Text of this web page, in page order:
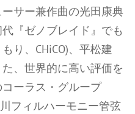
サー兼作曲の光田康典
『ゼノブレイド』でも
り、CHiCO)、平松建
、世界的に高い評価を
ーラス・グループ
フィルハーモニー管弦